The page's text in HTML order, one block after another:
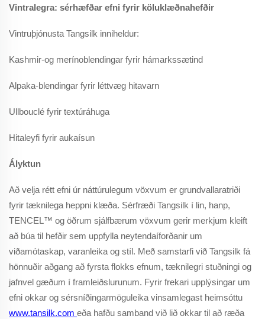
Vintralegra: sérhæfðar efni fyrir köluklæðnahefðir
Vintruþjónusta Tangsilk inniheldur:
Kashmir-og merínoblendingar fyrir hámarkssætind
Alpaka-blendingar fyrir léttvæg hitavarn
Ullbouclé fyrir textúráhuga
Hitaleyfi fyrir aukaísun
Ályktun
Að velja rétt efni úr náttúrulegum vöxvum er grundvallaratriði
fyrir tæknilega heppni klæða. Sérfræði Tangsilk í lin, hanp,
TENCEL™ og öðrum sjálfbærum vöxvum gerir merkjum kleift
að búa til hefðir sem uppfylla neytendaíforðanir um
viðamótaskap, varanleika og stíl. Með samstarfi við Tangsilk fá
hönnuðir aðgang að fyrsta flokks efnum, tæknilegri stuðningi og
jafnvel gæðum í framleiðslurunum. Fyrir frekari upplýsingar um
efni okkar og sérsníðingarmöguleika vinsamlegast heimsóttu
www.tansilk.com eða hafðu samband við lið okkar til að ræða